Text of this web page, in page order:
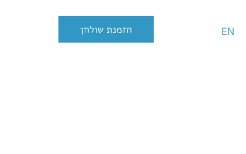
הזמנת שולחן EN